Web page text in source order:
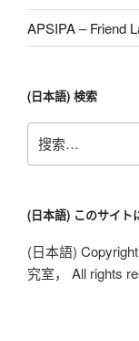
APSIPA – Friend
(日本語) 検索
搜
索：
(日本語) このサイト
(日本語)
究室， All rights